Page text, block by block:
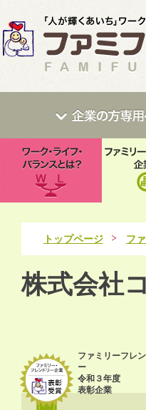
トップページ フ
株式会社
ファミリーフレ
ー
令和３年度
表彰企業